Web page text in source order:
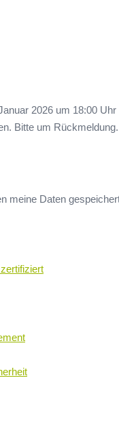
2026 um 18:00
Bitte um Rückmeldung.
meine Daten